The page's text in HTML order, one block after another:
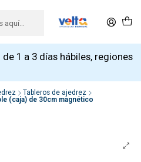
1 a 3 días hábiles, regiones
Tableros de ajedrez
(caja) de 30cm magnético